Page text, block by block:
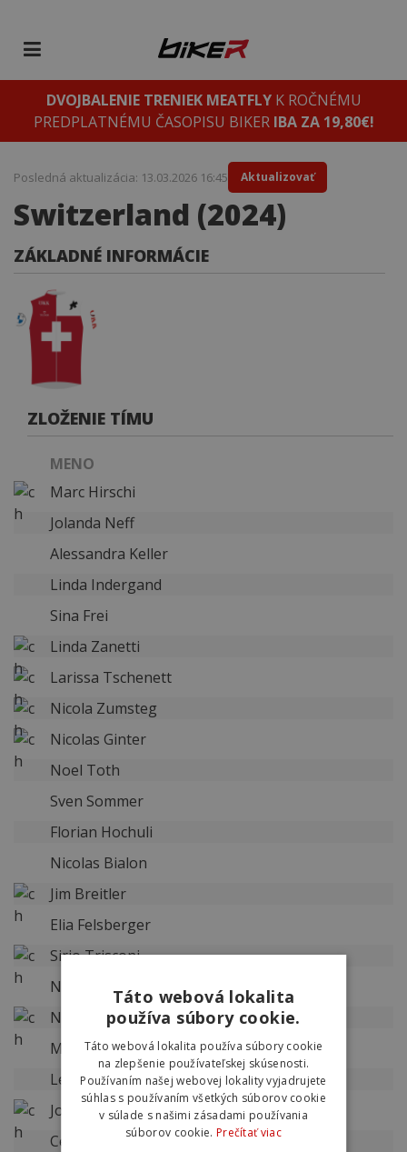
DVOJBALENIE TRENIEK MEATFLYK ROČNÉMU
PREDPLATNÉMU ČASOPISU BIKER IBA ZA 19,80€!
Switzerland (2024)
Posledná aktualizácia: 13.03.2026 16:45 Aktualizovať
ZÁKLADNÉ INFORMÁCIE
ZLOŽENIE TÍMU
MENO
Marc Hirschi
Jolanda Neff
Alessandra Keller
Linda Indergand
Sina Frei
Linda Zanetti
Larissa Tschenett
Nicola Zumsteg
Nicolas Ginter
Noel Toth
Sven Sommer
Florian Hochuli
Nicolas Bialon
Jim Breitler
Elia Felsberger
Sirio Trisconi
Nicolas Halter
Noa Gremaud
Mauro Dürr
Levi Häfliger
Jonathan Rinner
Cedric Graf
Táto webová lokalita
používa súbory cookie.
Táto webová lokalita používa súbory cookie
na zlepšenie používateľskej skúsenosti.
Používaním našej webovej lokality vyjadrujete
súhlas s používaním všetkých súborov cookie
v súlade s našimi zásadami používania
súborov cookie. Prečítať viac